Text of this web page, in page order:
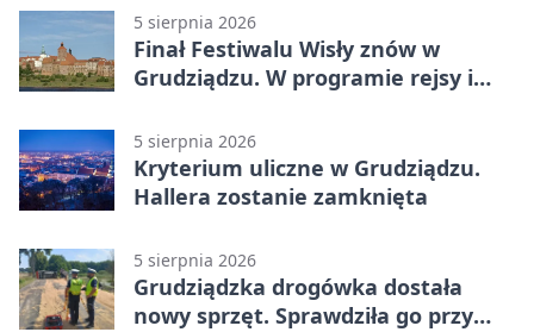
odwrócili losy meczu
5 sierpnia 2026
Finał Festiwalu Wisły znów w
Grudziądzu. W programie rejsy i
5 sierpnia 2026
Kryterium uliczne w Grudziądzu.
Hallera zostanie zamknięta
5 sierpnia 2026
Grudziądzka drogówka dostała
nowy sprzęt. Sprawdziła go przy